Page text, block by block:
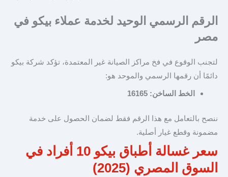
الرقم الرسمي الوحيد لخدمة عملاء بيكو في
مصر
لتجنب الوقوع في فخ مراكز الصيانة غير المعتمدة، تؤكد شركة بيكو
دائمًا أن رقمها الرسمي والموحد هو:
الخط الساخن: 16165
ننصح بالتعامل مع هذا الرقم فقط لضمان الحصول على خدمة
مضمونة وقطع غيار أصلية.
سعر غسالة أطباق بيكو 10 أفراد في
السوق المصري (2025)